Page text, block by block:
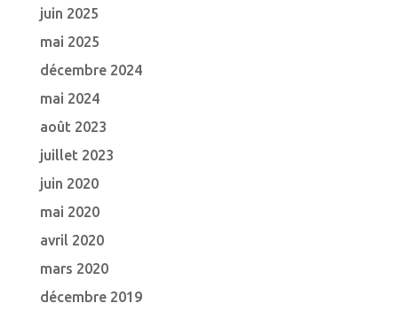
juin 2025
mai 2025
décembre 2024
mai 2024
août 2023
juillet 2023
juin 2020
mai 2020
avril 2020
mars 2020
décembre 2019